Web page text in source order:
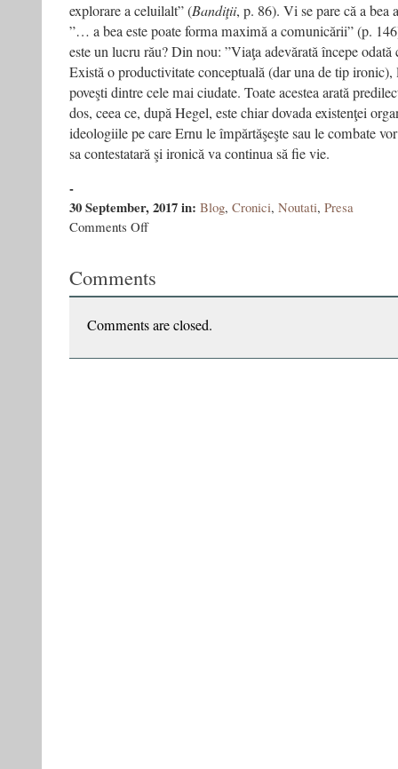
explorare a celuilalt” (Bandiţii, p. 86). Vi se pare că a bea
”… a bea este poate forma maximă a comunicării” (p.
este un lucru rău? Din nou: ”Viaţa adevărată începe
Există o productivitate conceptuală (dar una de tip ironic),
poveşti dintre cele mai ciudate. Toate acestea arată
dos, ceea ce, după Hegel, este chiar dovada existenţei
ideologiile pe care Ernu le împărtăşeşte sau le combate
sa contestatară şi ironică va continua să fie vie.
-
30 September, 2017in: Blog, Cronici, Noutati, Presa
Comments Offon
discursului
Comments
Comments are closed.